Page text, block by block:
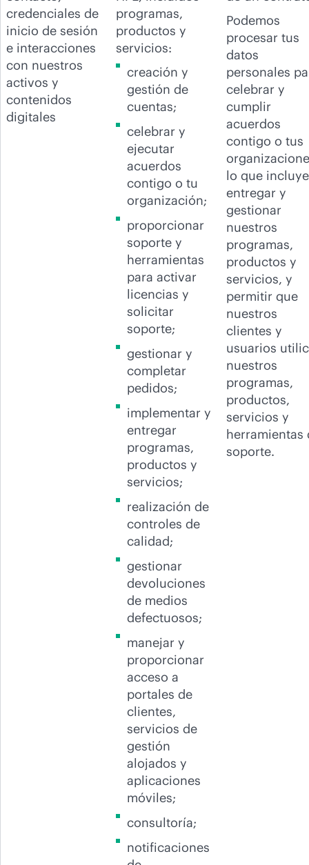
credenciales de
inicio de sesión
e interacciones
con nuestros
activos y
contenidos
digitales
programas,
productos y
servicios:
creación y
gestión de
cuentas;
celebrar y
ejecutar
acuerdos
contigo o tu
organización;
proporcionar
soporte y
herramientas
para activar
licencias y
solicitar
soporte;
gestionar y
completar
pedidos;
implementar y
entregar
programas,
productos y
servicios;
realización de
controles de
calidad;
gestionar
devoluciones
de medios
defectuosos;
manejar y
proporcionar
acceso a
portales de
clientes,
servicios de
gestión
alojados y
aplicaciones
móviles;
consultoría;
notificaciones
Podemos
procesar tus
datos
personales
celebrar y
cumplir
acuerdos
contigo o tus
lo que incluye
entregar y
gestionar
nuestros
programas,
productos y
servicios, y
permitir que
nuestros
clientes y
usuarios
nuestros
programas,
productos,
servicios y
herramientas
soporte.